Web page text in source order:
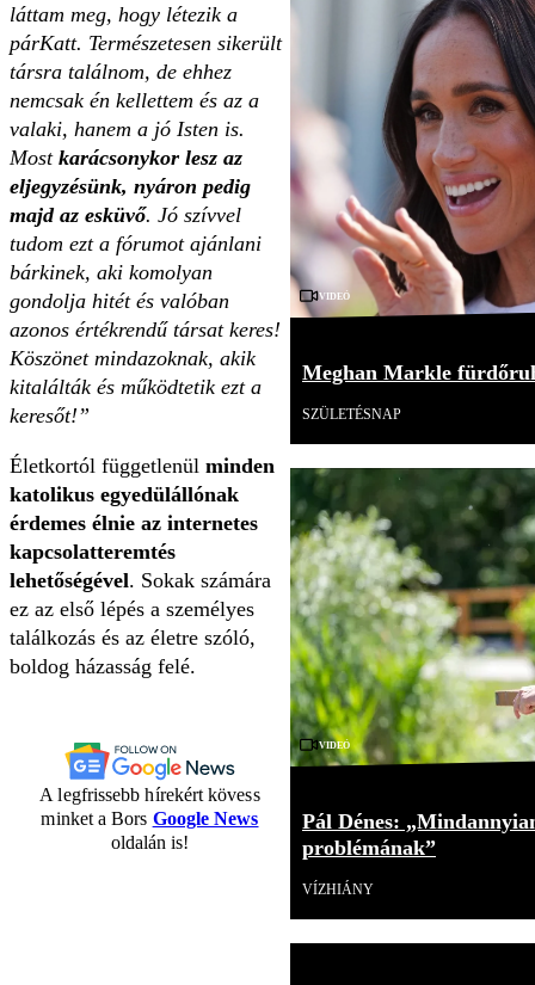
láttam meg, hogy létezik a
párKatt. Természetesen sikerült
társra találnom, de ehhez
nemcsak én kellettem és az a
valaki, hanem a jó Isten is.
Most karácsonykor lesz az
eljegyzésünk, nyáron pedig
majd az esküvő. Jó szívvel
tudom ezt a fórumot ajánlani
bárkinek, aki komolyan
gondolja hitét és valóban
azonos értékrendű társat keres!
Köszönet mindazoknak, akik
kitalálták és működtetik ezt a
keresőt!”
Életkortól függetlenül minden
katolikus egyedülállónak
érdemes élnie az internetes
kapcsolatteremtés
lehetőségével. Sokak számára
ez az első lépés a személyes
találkozás és az életre szóló,
boldog házasság felé.
A legfrissebb hírekért kövess
minket a Bors Google News
oldalán is!
Videó
Meghan Markle
SZÜLETÉSNAP
Videó
Pál Dénes:
problémának”
VÍZHIÁNY